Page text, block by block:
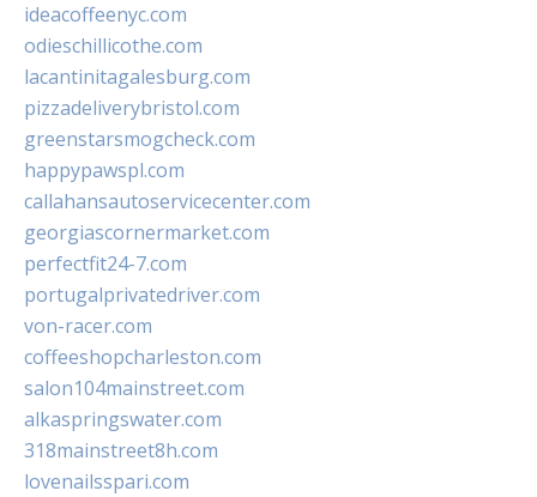
ideacoffeenyc.com
odieschillicothe.com
lacantinitagalesburg.com
pizzadeliverybristol.com
greenstarsmogcheck.com
happypawspl.com
callahansautoservicecenter.com
georgiascornermarket.com
perfectfit24-7.com
portugalprivatedriver.com
von-racer.com
coffeeshopcharleston.com
salon104mainstreet.com
alkaspringswater.com
318mainstreet8h.com
lovenailsspari.com